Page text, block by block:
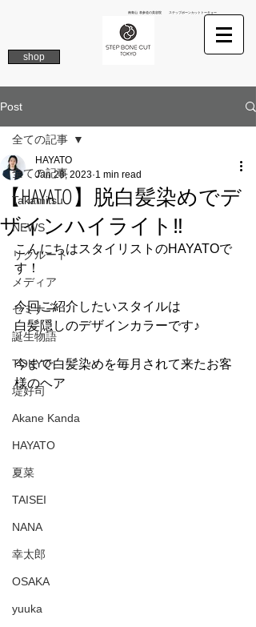
南青山 表参道の美容院 ステップボーンカットトーキョー
shop
Post
全ての記事
Takamitsu
NEWS
リクルート
メディア
セミナー
誕生物語
TOKYO
堤好司
Akane Kanda
HAYATO
夏菜
TAISEI
NANA
幸太郎
OSAKA
yuuka
全ての記事
【HAYATO】脱白髪染めでデ
ザインハイライト‼︎
HAYATO
Jan 28, 2023 1 min read
こんにちはスタイリストのHAYATOで
す！
今回ご紹介したいスタイルは
白髪隠しのデザインカラーです♪
今まで白髪染めを毎月されて来たお客
様のヘア